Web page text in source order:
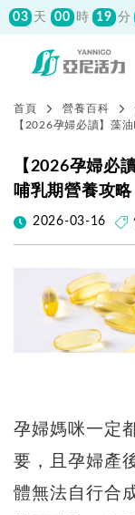
03 天 00 時 19 分
首頁 營養百科
【2026孕婦必讀】藻
【2026孕婦必
哺乳期營養攻略
2026-03-16
孕婦媽咪一定
要，且孕婦產
體無法自行合